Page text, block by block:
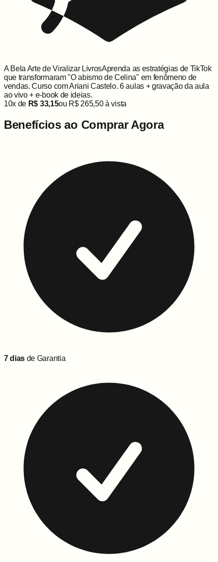
A Bela Arte de Viralizar LivrosAprenda as estratégias de TikTok
que transformaram "O abismo de Celina" em fenômeno de
vendas. Curso com Ariani Castelo. 6 aulas + gravação da aula
ao vivo + e-book de ideias.
10x de R$ 33,15ou R$ 265,50à vista
Benefícios ao Comprar Agora
7 dias de Garantia